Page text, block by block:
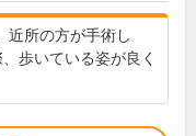
近所の方が手術し
歩いている姿が良く